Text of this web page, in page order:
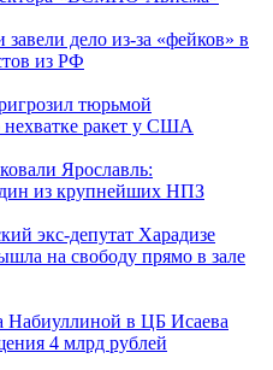
завели дело из-за «фейков» в
из РФ
тюрьмой
ракет у США
Ярославль:
из крупнейших НПЗ
экс-депутат Харадизе
на свободу прямо в зале
Набиуллиной в ЦБ Исаева
4 млрд рублей